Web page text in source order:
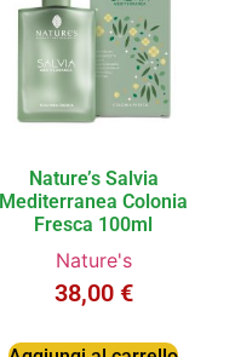
Nature’s Salvia
Mediterranea Colonia
Fresca 100ml
Nature's
38,00 €